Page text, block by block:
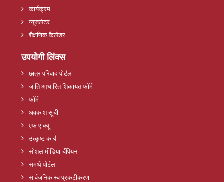
कार्यक्रम
न्यूजलेटर
शैक्षणिक कैलेंडर
उपयोगी लिंक्स
छात्र परिवाद पोर्टल
जाति आधारित शिकायत फॉर्म
फॉर्म
अवकाश सूची
एफ ए क्यू
उत्कृष्ट कार्य
सोशल मीडिया चैंपियन
समर्थ पोर्टल
सार्वजनिक स्व प्रकटीकरण